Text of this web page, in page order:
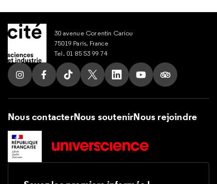
30 avenue Corentin Cariou
75019 Paris, France
Tel. 01 85 53 99 74
Suivez nous sur Instagram
Suivez nous sur Facebook
Suivez nous sur Tik Tok
Suivez nous sur X
Suivez nous sur LinkedIn
Suivez nous sur
Suivez nous
Nous contacterNous soutenirNous rejoindre